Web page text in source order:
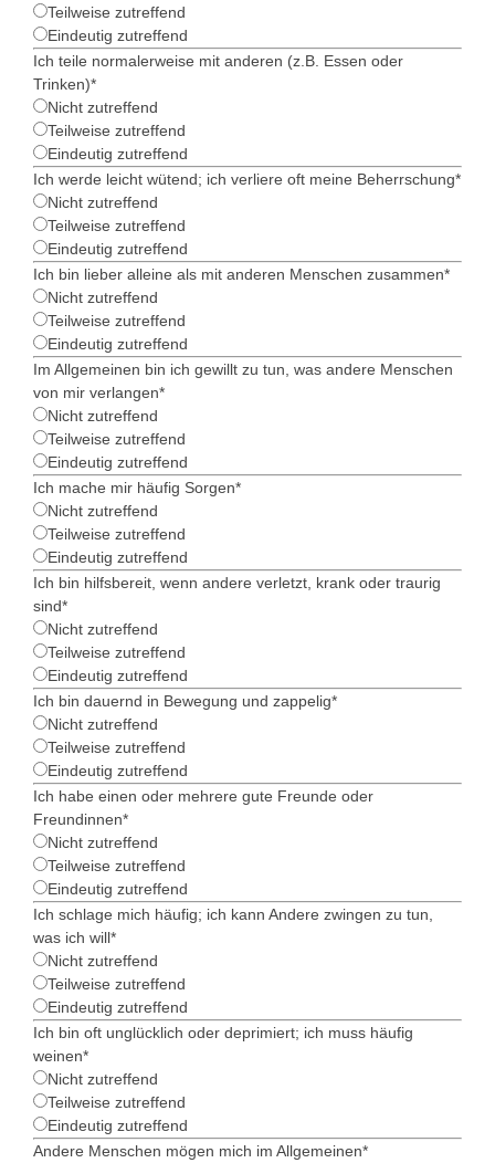
Teilweise zutreffend
Eindeutig zutreffend
Ich teile normalerweise mit anderen (z.B. Essen oder
Trinken)*
Nicht zutreffend
Teilweise zutreffend
Eindeutig zutreffend
Ich werde leicht wütend; ich verliere oft meine Beherrschung*
Nicht zutreffend
Teilweise zutreffend
Eindeutig zutreffend
Ich bin lieber alleine als mit anderen Menschen zusammen*
Nicht zutreffend
Teilweise zutreffend
Eindeutig zutreffend
Im Allgemeinen bin ich gewillt zu tun, was andere Menschen
von mir verlangen*
Nicht zutreffend
Teilweise zutreffend
Eindeutig zutreffend
Ich mache mir häufig Sorgen*
Nicht zutreffend
Teilweise zutreffend
Eindeutig zutreffend
Ich bin hilfsbereit, wenn andere verletzt, krank oder traurig
sind*
Nicht zutreffend
Teilweise zutreffend
Eindeutig zutreffend
Ich bin dauernd in Bewegung und zappelig*
Nicht zutreffend
Teilweise zutreffend
Eindeutig zutreffend
Ich habe einen oder mehrere gute Freunde oder
Freundinnen*
Nicht zutreffend
Teilweise zutreffend
Eindeutig zutreffend
Ich schlage mich häufig; ich kann Andere zwingen zu tun,
was ich will*
Nicht zutreffend
Teilweise zutreffend
Eindeutig zutreffend
Ich bin oft unglücklich oder deprimiert; ich muss häufig
weinen*
Nicht zutreffend
Teilweise zutreffend
Eindeutig zutreffend
Andere Menschen mögen mich im Allgemeinen*